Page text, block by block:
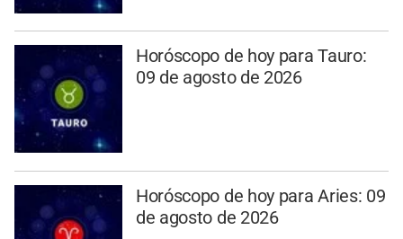
Horóscopo de hoy para Tauro:
09 de agosto de 2026
Horóscopo de hoy para Aries: 09
de agosto de 2026